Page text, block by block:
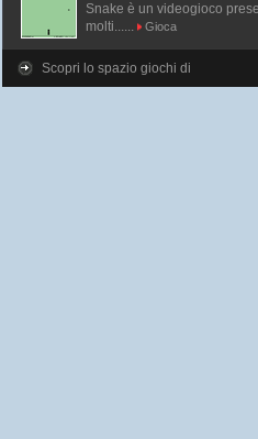
Snake è un videogioco
molti......
Gioca
Scopri lo spazio giochi di